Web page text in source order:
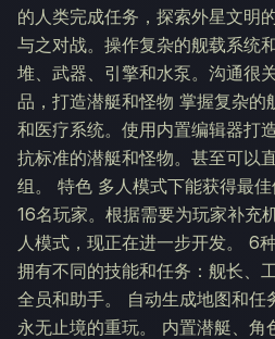
的人类完成任务，探索外星文明
与之对战。操作复杂的舰载系统
堆、武器、引擎和水泵。沟通很
品，打造潜艇和怪物 掌握复杂的
和医疗系统。使用内置编辑器打
抗标准的潜艇和怪物。甚至可以
组。 特色 多人模式下能获得最
16名玩家。根据需要为玩家补充
人模式，现正在进一步开发。 6
拥有不同的技能和任务：舰长、
全员和助手。 自动生成地图和任
永无止境的重玩。 内置潜艇、角